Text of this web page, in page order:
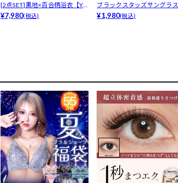
[2点SET]黒地×百合柄浴衣【YU
K...
¥7,980(税込)
ブラックスタッズサングラス
¥1,980(税込)